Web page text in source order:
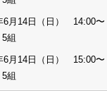
6月14日（日） 14:00〜
5組
6月14日（日） 15:00〜
5組